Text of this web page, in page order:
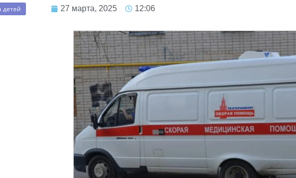
детей 27 марта, 2025 12:06